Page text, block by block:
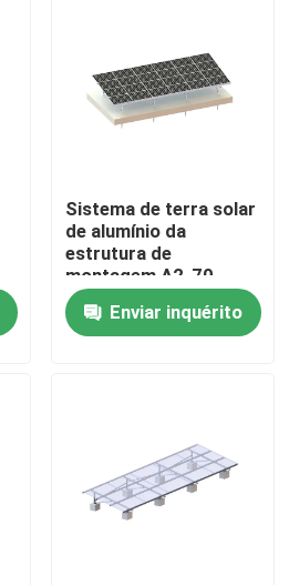
Sistema de terra solar
de alumínio da
estrutura de
montagem A2-70
88m/S
Enviar inquérito